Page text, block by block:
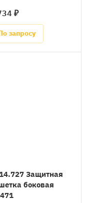
₽
запросу
Защитная
боковая